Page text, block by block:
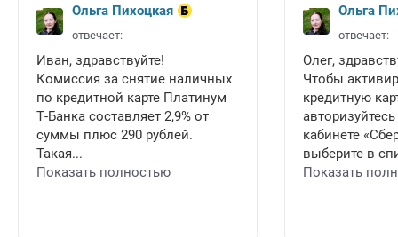
Ольга Пихоцкая
отвечает:
Иван, здравствуйте!
Комиссия за снятие наличных
по кредитной карте Платинум
Т-Банка составляет 2,9% от
суммы плюс 290 рублей.
Такая...
Показать полностью
Ольга
отвечает:
Олег,
Чтобы
кредитную
кабинете
выберите в
Показать